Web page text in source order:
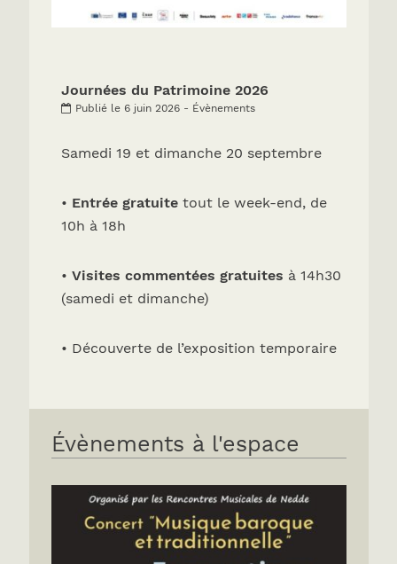
Journées du Patrimoine 2026
Publié le 6 juin 2026 - Évènements
Samedi 19 et dimanche 20 septembre
• Entrée gratuitetout le week-end, de
10h à 18h
• Visites commentées gratuites à 14h30
(samedi et dimanche)
• Découverte de l’exposition temporaire
Évènements à l'espace